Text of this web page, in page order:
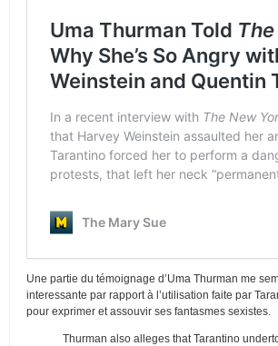
Une partie du témoignage d’Uma Thurman me
interessante par rapport à l’utilisation faite par
pour exprimer et assouvir ses fantasmes sexistes.
Thurman also alleges that Tarantino